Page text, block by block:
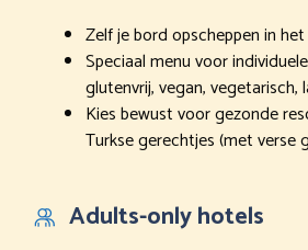
Zelf je bord opscheppen in
Speciaal menu voor
glutenvrij, vegan, vegetarisch,
Kies bewust voor gezonde
Turkse gerechtjes (met verse
Adults-only hotels